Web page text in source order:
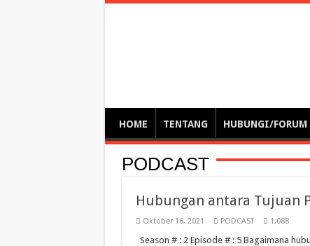
HOME TENTANG HUBUNGI/FORUM
PODCAST
Hubungan antara Tujuan
Oktober 16, 2021 PODCAST 1,088
Season # : 2 Episode # : 5 Bagaimana